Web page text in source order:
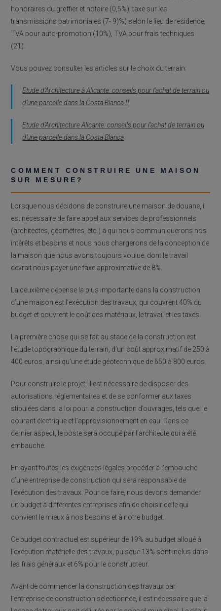
honoraires du greffier et notaire (0,5%), taxe sur les
transmissions patrimoniales (7- 9)%) selon le lieu de résidence,
TVA pour auto-promotion (10%), TVA pour frais techniques
(21).
Vous pouvez consulter les articles sur le choix du terrain:
Etude d’Architecture à Alicante: conseils pour l’achat de terrain ou
d’une parcelle dans la Costa Blanca II
Etude d’Architecture Alicante: conseils pour l’achat de terrain ou
d’une parcelle dans la Costa Blanca
COMMENT CONSTRUIRE UNE MAISON
SUR MESURE?
Lorsque nous décidons de construire une maison de douane, il
est nécessaire de faire appel aux services de professionnels
(architectes, géomètres, etc.) à qui nous communiquerons nos
intérêts et besoins et nous nous chargerons de la conception de
la maison que nous avons toujours voulue. dont le travail
devrait nous payer une taxe approximative de 8%.
La deuxième dépense la plus importante dans la construction
d’une maison est l’exécution des travaux, qui couvrent 40% du
budget et couvrent le coût des matériaux, le travail et les taxes.
La première chose qui se fait au stade de la construction est
l’étude topographique du terrain, d’un coût approximatif de 250 à
400 euros, ainsi qu’une étude géotechnique de 650 à 800 euros.
Pour construire le projet, il est nécessaire de disposer des
autorisations réglementaires et de se conformer aux taxes
stipulées dans la loi pour la construction d’ouvrages, tels que: le
courant électrique et l’approvisionnement en eau. Dans ce
dernier aspect, le poste sera occupé par l’architecte qui a été
embauché.
En ayant toutes les exigences légales procéder à l’embauche
d’une entreprise de construction qui sera responsable de
l’exécution des travaux. Pour ce faire, nous devons demander
un budget à différentes entreprises afin de choisir celle qui
convient le mieux à nos besoins et à notre budget.
Ce budget contractuel est supérieur de 19% au budget alloué à
l’exécution matérielle des travaux, puisque 13% sont inclus dans
les frais généraux et 6% pour le constructeur.
Avant de commencer la construction des travaux par
l’entreprise de construction sélectionnée, il est nécessaire que la